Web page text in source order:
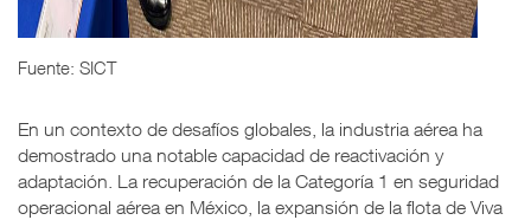
Fuente: SICT
En un contexto de desafíos globales, la industria aérea ha
demostrado una notable capacidad de reactivación y
adaptación. La recuperación de la Categoría 1 en seguridad
operacional aérea en México, la expansión de la flota de Viva